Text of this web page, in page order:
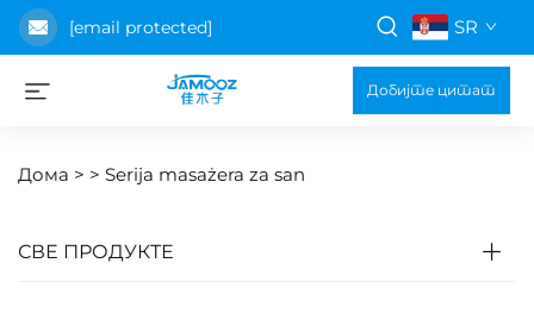
[email protected] SR
Добијте цитат
Дома > > Serija masażera za san
СВЕ ПРОДУКТЕ